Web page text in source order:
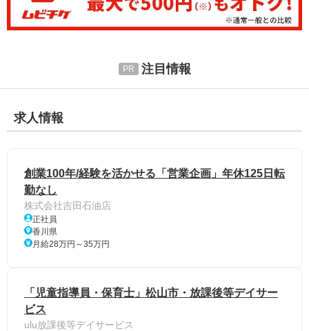
注目情報
求人情報
創業100年/経験を活かせる「営業企画」年休125日転
勤なし
株式会社吉田石油店
正社員
香川県
月給28万円～35万円
「児童指導員・保育士」松山市・放課後等デイサー
ビス
ulu放課後等デイサービス